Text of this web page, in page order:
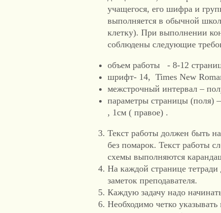
учащегося, его шифра и
выполняется в обычной
клетку). При выполнении
соблюдены следующие
объем работы - 8-12
шрифт- 14, Times New
межстрочный интервал –
параметры страницы (поля)
, 1см ( правое) .
Текст работы должен быть
без помарок. Текст работы
схемы выполняются
На каждой странице
заметок преподавателя.
Каждую задачу надо
Необходимо четко